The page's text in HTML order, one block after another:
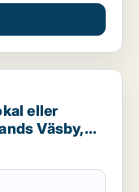
för uthyrning i
eller
Väsby,
m.fl.